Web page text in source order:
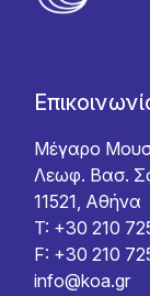
Μέγαρο
Λεωφ. Βασ.
11521, Αθήνα
T: +30 210
F: +30 210
info@koa.gr